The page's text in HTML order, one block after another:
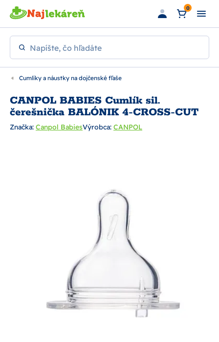
Preskočiť na hlavný obsah 0
Napíšte, čo hľadáte
Cumlíky a náustky na dojčenské fľaše
CANPOL BABIES Cumlík sil.
čerešnička BALÓNIK 4-CROSS-CUT
Značka: Canpol BabiesVýrobca: CANPOL